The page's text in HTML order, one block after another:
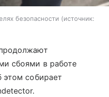
безопасности
источник:
сбоями в работе
этом собирает